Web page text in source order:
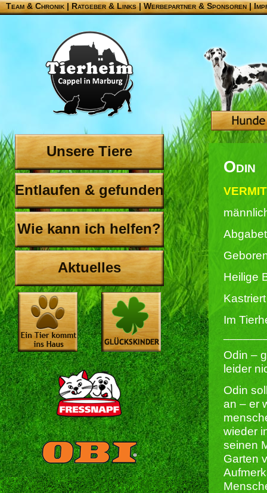
Team & Chronik |Ratgeber & Links|Werbepartner & Sponsoren|
Unsere Tiere
Entlaufen & gefunden
Wie kann ich helfen?
Aktuelles
Odin
Heilige
Im
Odin –
leider
Odin
an – er
wieder
seinen
Garten